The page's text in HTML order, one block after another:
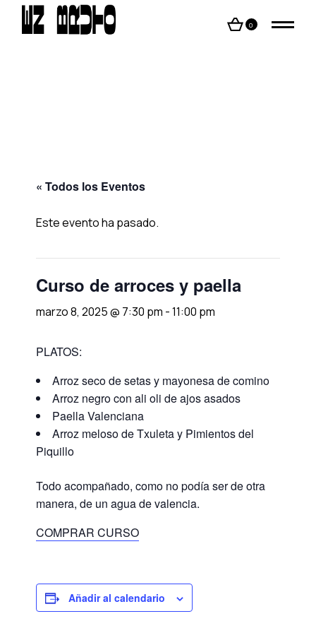
content
0
« Todos los Eventos
Este evento ha pasado.
Curso de arroces y paella
marzo 8, 2025 @ 7:30 pm -11:00 pm
PLATOS:
Arroz seco de setas y mayonesa de comino
Arroz negro con ali oli de ajos asados
Paella Valenciana
Arroz meloso de Txuleta y Pimientos del
Piquillo
Todo acompañado, como no podía ser de otra
manera, de un agua de valencia.
COMPRAR CURSO
Añadir al calendario